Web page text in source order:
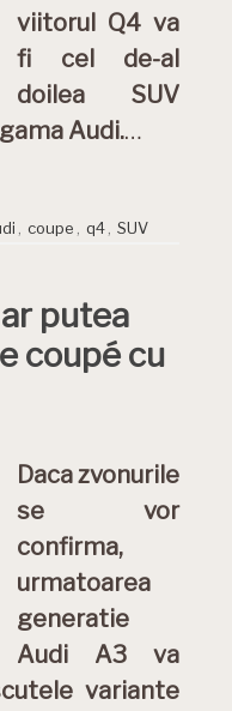
viitorul Q4 va
fi cel de-al
doilea SUV
Audi.…
coupe q4 SUV
putea
coupé cu
Daca zvonurile
se vor
confirma,
urmatoarea
generatie
Audi A3 va
variante